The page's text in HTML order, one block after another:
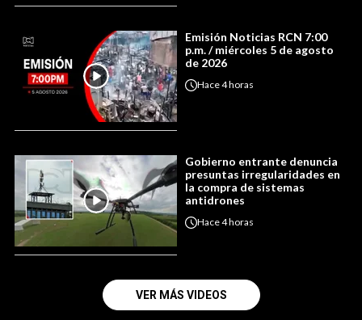
Emisión Noticias RCN 7:00
p.m. / miércoles 5 de agosto
de 2026
Hace4 horas
Gobierno entrante denuncia
presuntas irregularidades en
la compra de sistemas
antidrones
Hace4 horas
VER MÁS VIDEOS